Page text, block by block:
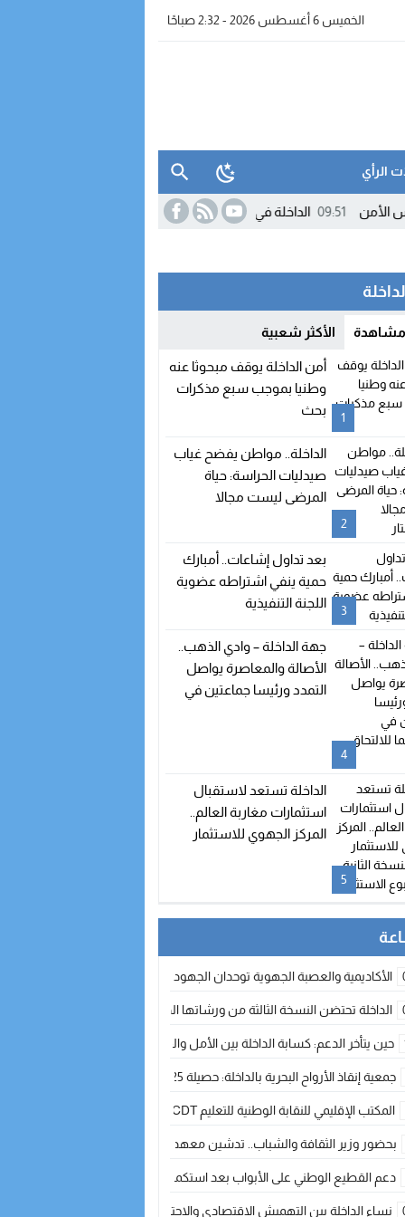
الخميس 6 أغسطس 2026 - 2:32 صباحًا
الرأي
09:51 الداخلة في صدارة الجهات المغربية بسوق الشغل.. والمؤشرات
مشاهدة الأكثر شعبية
1
أمن الداخلة يوقف مبحوثا عنه
وطنيا بموجب سبع مذكرات
بحث
2
الداخلة.. مواطن يفضح غياب
صيدليات الحراسة: حياة
المرضى ليست مجالا
3
بعد تداول إشاعات.. أمبارك
حمية ينفي اشتراطه عضوية
اللجنة التنفيذية
4
جهة الداخلة – وادي الذهب..
الأصالة والمعاصرة يواصل
التمدد ورئيسا جماعتين في
5
الداخلة تستعد لاستقبال
استثمارات مغاربة العالم..
المركز الجهوي للاستثمار
الأكاديمية والعصبة الجهوية توحدان الجهود لتطوير الممارسة الكروية بجهة
الداخلة تحتضن النسخة الثالثة من ورشاتها الدولية: تكوين متخصص في التراث
حين يتأخر الدعم: كسابة الداخلة بين الأمل والقلق ؟
جمعية إنقاذ الأرواح البحرية بالداخلة: حصيلة 2025 بين مهام الإنقاذ ومشروع “دار البحار”
المكتب الإقليمي للنقابة الوطنية للتعليم CDT يجتمع مع المدير الإقليمي لمناقشة ملفات جوهرية لنساء ورجال التعليم
بحضور وزير الثقافة والشباب.. تدشين معهد الموسيقى والفنون الكوريغرافية بالداخلة
دعم القطيع الوطني على الأبواب بعد استكمال الترقيم… الفلاحة المغربية
نساء الداخلة بين التهميش الاقتصادي والاجتماعي… في المؤسسات الإنتاجية